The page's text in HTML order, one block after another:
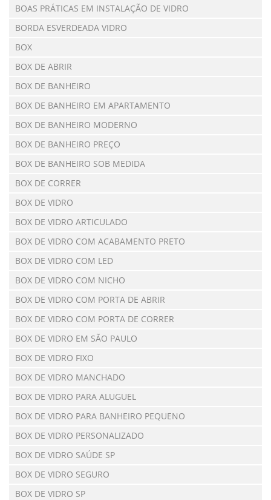
BOAS PRÁTICAS EM INSTALAÇÃO DE VIDRO
BORDA ESVERDEADA VIDRO
BOX
BOX DE ABRIR
BOX DE BANHEIRO
BOX DE BANHEIRO EM APARTAMENTO
BOX DE BANHEIRO MODERNO
BOX DE BANHEIRO PREÇO
BOX DE BANHEIRO SOB MEDIDA
BOX DE CORRER
BOX DE VIDRO
BOX DE VIDRO ARTICULADO
BOX DE VIDRO COM ACABAMENTO PRETO
BOX DE VIDRO COM LED
BOX DE VIDRO COM NICHO
BOX DE VIDRO COM PORTA DE ABRIR
BOX DE VIDRO COM PORTA DE CORRER
BOX DE VIDRO EM SÃO PAULO
BOX DE VIDRO FIXO
BOX DE VIDRO MANCHADO
BOX DE VIDRO PARA ALUGUEL
BOX DE VIDRO PARA BANHEIRO PEQUENO
BOX DE VIDRO PERSONALIZADO
BOX DE VIDRO SAÚDE SP
BOX DE VIDRO SEGURO
BOX DE VIDRO SP